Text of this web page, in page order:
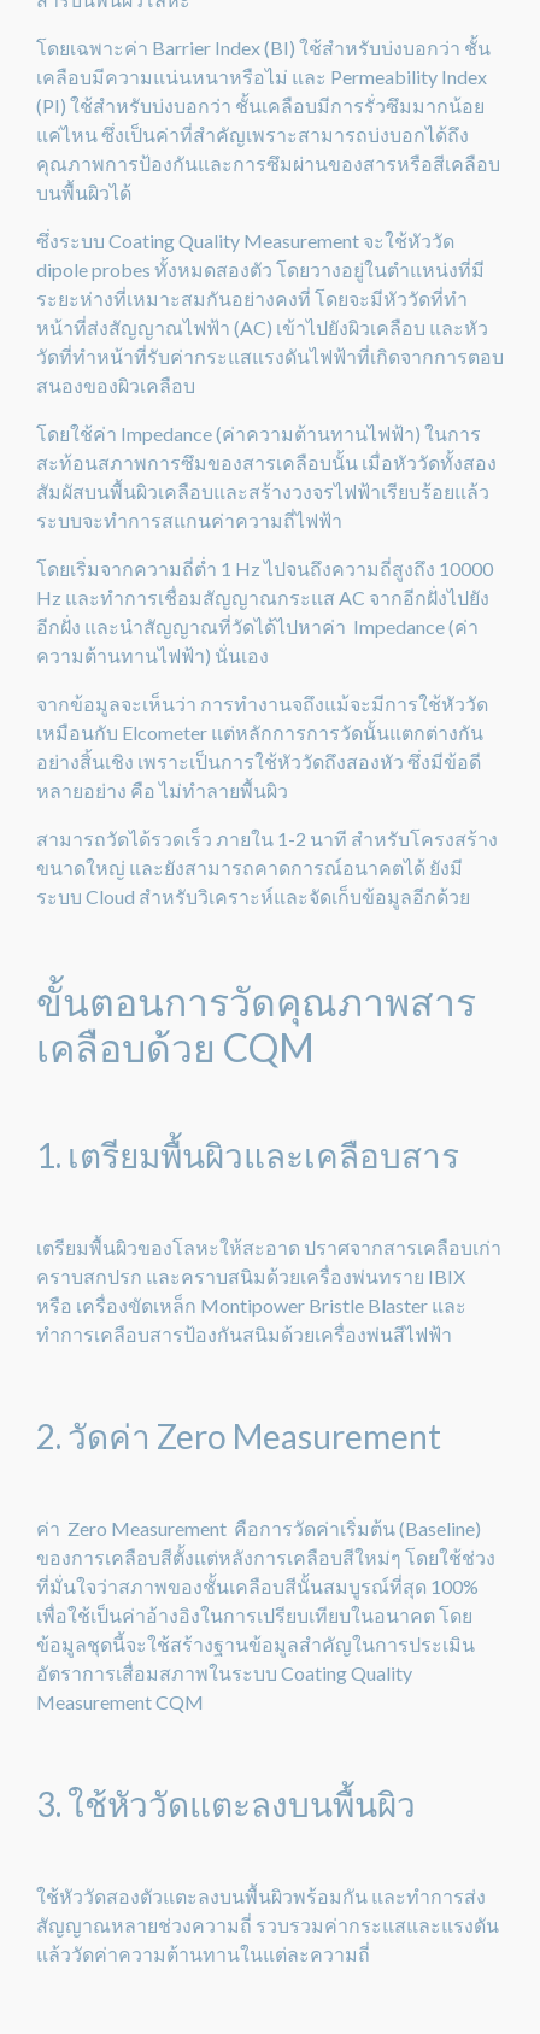
โดยเฉพาะค่า Barrier Index (BI) ใช้สำหรับบ่งบอกว่า ชั้น
เคลือบมีความแน่นหนาหรือไม่ และ Permeability Index
(PI) ใช้สำหรับบ่งบอกว่า ชั้นเคลือบมีการรั่วซึมมากน้อย
แค่ไหน ซึ่งเป็นค่าที่สำคัญเพราะสามารถบ่งบอกได้ถึง
คุณภาพการป้องกันและการซึมผ่านของสารหรือสีเคลือบ
บนพื้นผิวได้
ซึ่งระบบ Coating Quality Measurement จะใช้หัววัด
dipole probes ทั้งหมดสองตัว โดยวางอยู่ในตำแหน่งที่มี
ระยะห่างที่เหมาะสมกันอย่างคงที่ โดยจะมีหัววัดที่ทำ
หน้าที่ส่งสัญญาณไฟฟ้า (AC) เข้าไปยังผิวเคลือบ และหัว
วัดที่ทำหน้าที่รับค่ากระแสแรงดันไฟฟ้าที่เกิดจากการตอบ
สนองของผิวเคลือบ
โดยใช้ค่า Impedance (ค่าความต้านทานไฟฟ้า) ในการ
สะท้อนสภาพการซึมของสารเคลือบนั้น เมื่อหัววัดทั้งสอง
สัมผัสบนพื้นผิวเคลือบและสร้างวงจรไฟฟ้าเรียบร้อยแล้ว
ระบบจะทำการสแกนค่าความถี่ไฟฟ้า
โดยเริ่มจากความถี่ต่ำ 1 Hz ไปจนถึงความถี่สูงถึง 10000
Hz และทำการเชื่อมสัญญาณกระแส AC จากอีกฝั่งไปยัง
อีกฝั่ง และนำสัญญาณที่วัดได้ไปหาค่า Impedance (ค่า
ความต้านทานไฟฟ้า) นั่นเอง
จากข้อมูลจะเห็นว่า การทำงานจถึงแม้จะมีการใช้หัววัด
เหมือนกับ Elcometer แต่หลักการการวัดนั้นแตกต่างกัน
อย่างสิ้นเชิง เพราะเป็นการใช้หัววัดถึงสองหัว ซึ่งมีข้อดี
หลายอย่าง คือ ไม่ทำลายพื้นผิว
สามารถวัดได้รวดเร็ว ภายใน 1-2 นาที สำหรับโครงสร้าง
ขนาดใหญ่ และยังสามารถคาดการณ์อนาคตได้ ยังมี
ระบบ Cloud สำหรับวิเคราะห์และจัดเก็บข้อมูลอีกด้วย
ขั้นตอนการวัดคุณภาพสาร
เคลือบด้วย CQM
1. เตรียมพื้นผิวและเคลือบสาร
เตรียมพื้นผิวของโลหะให้สะอาด ปราศจากสารเคลือบเก่า
คราบสกปรก และคราบสนิมด้วยเครื่องพ่นทราย IBIX
หรือ เครื่องขัดเหล็ก Montipower Bristle Blaster และ
ทำการเคลือบสารป้องกันสนิมด้วยเครื่องพ่นสีไฟฟ้า
2. วัดค่า Zero Measurement
ค่า Zero Measurement คือการวัดค่าเริ่มต้น (Baseline)
ของการเคลือบสีตั้งแต่หลังการเคลือบสีใหม่ๆ โดยใช้ช่วง
ที่มั่นใจว่าสภาพของชั้นเคลือบสีนั้นสมบูรณ์ที่สุด 100%
เพื่อใช้เป็นค่าอ้างอิงในการเปรียบเทียบในอนาคต โดย
ข้อมูลชุดนี้จะใช้สร้างฐานข้อมูลสำคัญในการประเมิน
อัตราการเสื่อมสภาพในระบบ Coating Quality
Measurement CQM
3. ใช้หัววัดแตะลงบนพื้นผิว
ใช้หัววัดสองตัวแตะลงบนพื้นผิวพร้อมกัน และทำการส่ง
สัญญาณหลายช่วงความถี่ รวบรวมค่ากระแสและแรงดัน
แล้ววัดค่าความต้านทานในแต่ละความถี่